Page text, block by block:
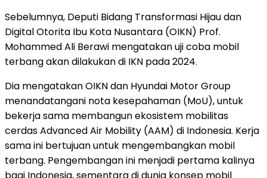
Sebelumnya, Deputi Bidang Transformasi Hijau dan
Digital Otorita Ibu Kota Nusantara (OIKN) Prof.
Mohammed Ali Berawi mengatakan uji coba mobil
terbang akan dilakukan di IKN pada 2024.
Dia mengatakan OIKN dan Hyundai Motor Group
menandatangani nota kesepahaman (MoU), untuk
bekerja sama membangun ekosistem mobilitas
cerdas Advanced Air Mobility (AAM) di Indonesia. Kerja
sama ini bertujuan untuk mengembangkan mobil
terbang. Pengembangan ini menjadi pertama kalinya
bagi Indonesia, sementara di dunia konsep mobil